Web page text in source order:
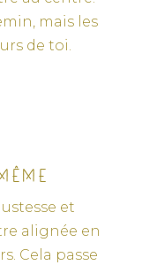
mais les
de toi.
et
alignée en
Cela passe